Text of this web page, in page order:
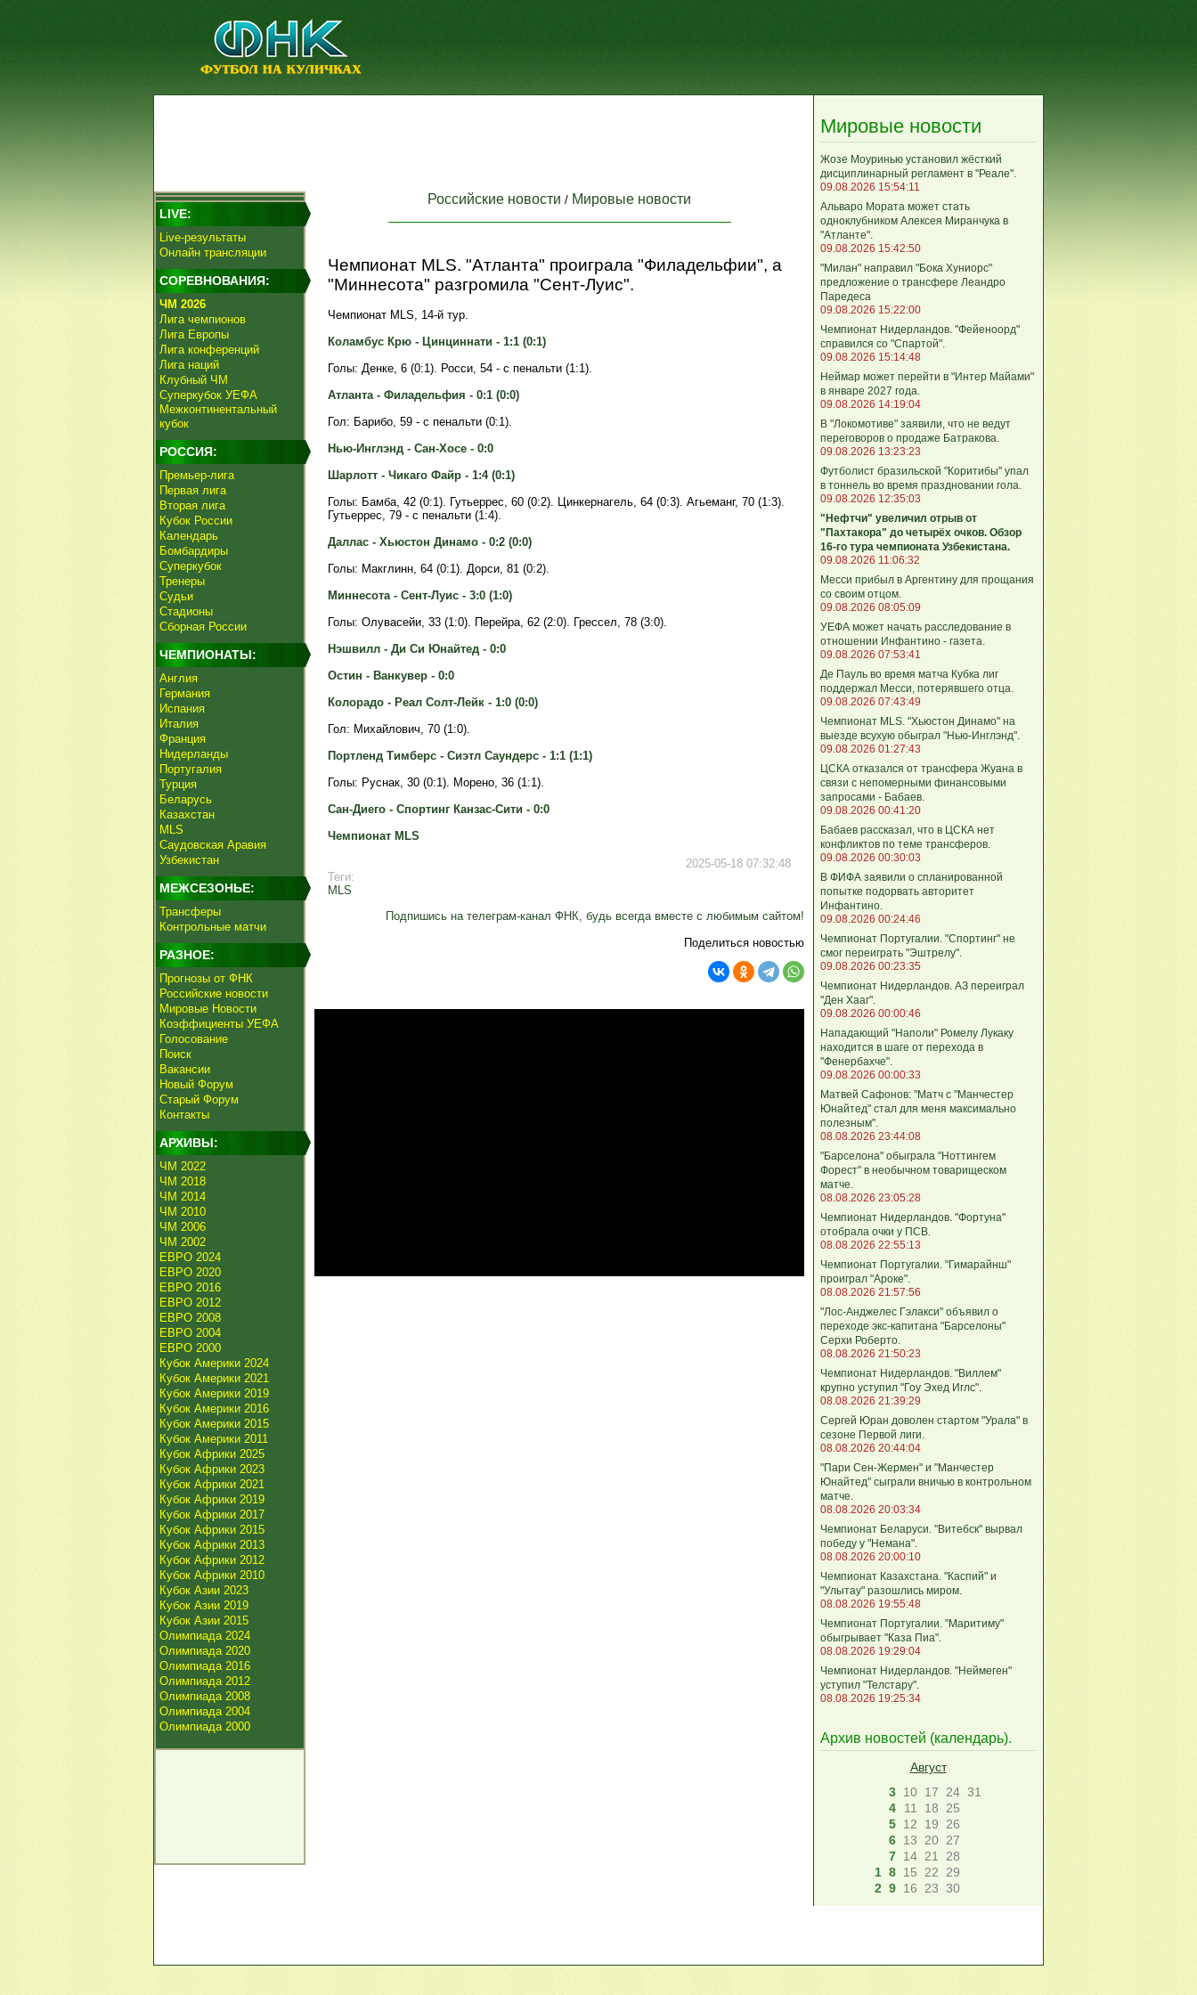
LIVE:
Live-результаты
Онлайн трансляции
СОРЕВНОВАНИЯ:
ЧМ 2026
Лига чемпионов
Лига Европы
Лига конференций
Лига наций
Клубный ЧМ
Суперкубок УЕФА
Межконтинентальный
кубок
РОССИЯ:
Премьер-лига
Первая лига
Вторая лига
Кубок России
Календарь
Бомбардиры
Суперкубок
Тренеры
Судьи
Стадионы
Сборная России
ЧЕМПИОНАТЫ:
Англия
Германия
Испания
Италия
Франция
Нидерланды
Португалия
Турция
Беларусь
Казахстан
MLS
Саудовская Аравия
Узбекистан
МЕЖСЕЗОНЬЕ:
Трансферы
Контрольные матчи
РАЗНОЕ:
Прогнозы от ФНК
Российские новости
Мировые Новости
Коэффициенты УЕФА
Голосование
Поиск
Вакансии
Новый Форум
Старый Форум
Контакты
АРХИВЫ:
ЧМ 2022
ЧМ 2018
ЧМ 2014
ЧМ 2010
ЧМ 2006
ЧМ 2002
ЕВРО 2024
ЕВРО 2020
ЕВРО 2016
ЕВРО 2012
ЕВРО 2008
ЕВРО 2004
ЕВРО 2000
Кубок Америки 2024
Кубок Америки 2021
Кубок Америки 2019
Кубок Америки 2016
Кубок Америки 2015
Кубок Америки 2011
Кубок Африки 2025
Кубок Африки 2023
Кубок Африки 2021
Кубок Африки 2019
Кубок Африки 2017
Кубок Африки 2015
Кубок Африки 2013
Кубок Африки 2012
Кубок Африки 2010
Кубок Азии 2023
Кубок Азии 2019
Кубок Азии 2015
Олимпиада 2024
Олимпиада 2020
Олимпиада 2016
Олимпиада 2012
Олимпиада 2008
Олимпиада 2004
Олимпиада 2000
Российские новости / Мировые новости
Чемпионат MLS. "Атланта" проиграла "Филадельфии", а
"Миннесота" разгромила "Сент-Луис".
Чемпионат MLS, 14-й тур.
Коламбус Крю - Цинциннати - 1:1 (0:1)
Голы: Денке, 6 (0:1). Росси, 54 - с пенальти (1:1).
Атланта - Филадельфия - 0:1 (0:0)
Гол: Барибо, 59 - с пенальти (0:1).
Нью-Инглэнд - Сан-Хосе - 0:0
Шарлотт - Чикаго Файр - 1:4 (0:1)
Голы: Бамба, 42 (0:1). Гутьеррес, 60 (0:2). Цинкернагель, 64 (0:3). Агьеманг, 70 (1:3).
Гутьеррес, 79 - с пенальти (1:4).
Даллас - Хьюстон Динамо - 0:2 (0:0)
Голы: Макглинн, 64 (0:1). Дорси, 81 (0:2).
Миннесота - Сент-Луис - 3:0 (1:0)
Голы: Олувасейи, 33 (1:0). Перейра, 62 (2:0). Грессел, 78 (3:0).
Нэшвилл - Ди Си Юнайтед - 0:0
Остин - Ванкувер - 0:0
Колорадо - Реал Солт-Лейк - 1:0 (0:0)
Гол: Михайлович, 70 (1:0).
Портленд Тимберс - Сиэтл Саундерс - 1:1 (1:1)
Голы: Руснак, 30 (0:1). Морено, 36 (1:1).
Сан-Диего - Спортинг Канзас-Сити - 0:0
Чемпионат MLS
2025-05-18 07:32:48
Теги:
MLS
Подпишись на телеграм-канал ФНК, будь всегда вместе с любимым сайтом!
Поделиться новостью
Мировые новости
Жозе Моуринью установил жёсткий
дисциплинарный регламент в "Реале".
09.08.2026 15:54:11
Альваро Мората может стать
одноклубником Алексея Миранчука в
"Атланте".
09.08.2026 15:42:50
"Милан" направил "Бока Хуниорс"
предложение о трансфере Леандро
Паредеса
09.08.2026 15:22:00
Чемпионат Нидерландов. "Фейеноорд"
справился со "Спартой".
09.08.2026 15:14:48
Неймар может перейти в "Интер Майами"
в январе 2027 года.
09.08.2026 14:19:04
В "Локомотиве" заявили, что не ведут
переговоров о продаже Батракова.
09.08.2026 13:23:23
Футболист бразильской "Коритибы" упал
в тоннель во время праздновании гола.
09.08.2026 12:35:03
"Нефтчи" увеличил отрыв от
"Пахтакора" до четырёх очков. Обзор
16-го тура чемпионата Узбекистана.
09.08.2026 11:06:32
Месси прибыл в Аргентину для прощания
со своим отцом.
09.08.2026 08:05:09
УЕФА может начать расследование в
отношении Инфантино - газета.
09.08.2026 07:53:41
Де Пауль во время матча Кубка лиг
поддержал Месси, потерявшего отца.
09.08.2026 07:43:49
Чемпионат MLS. "Хьюстон Динамо" на
выезде всухую обыграл "Нью-Инглэнд".
09.08.2026 01:27:43
ЦСКА отказался от трансфера Жуана в
связи с непомерными финансовыми
запросами - Бабаев.
09.08.2026 00:41:20
Бабаев рассказал, что в ЦСКА нет
конфликтов по теме трансферов.
09.08.2026 00:30:03
В ФИФА заявили о спланированной
попытке подорвать авторитет
Инфантино.
09.08.2026 00:24:46
Чемпионат Португалии. "Спортинг" не
смог переиграть "Эштрелу".
09.08.2026 00:23:35
Чемпионат Нидерландов. АЗ переиграл
"Ден Хааг".
09.08.2026 00:00:46
Нападающий "Наполи" Ромелу Лукаку
находится в шаге от перехода в
"Фенербахче".
09.08.2026 00:00:33
Матвей Сафонов: "Матч с "Манчестер
Юнайтед" стал для меня максимально
полезным".
08.08.2026 23:44:08
"Барселона" обыграла "Ноттингем
Форест" в необычном товарищеском
матче.
08.08.2026 23:05:28
Чемпионат Нидерландов. "Фортуна"
отобрала очки у ПСВ.
08.08.2026 22:55:13
Чемпионат Португалии. "Гимарайнш"
проиграл "Ароке".
08.08.2026 21:57:56
"Лос-Анджелес Гэлакси" объявил о
переходе экс-капитана "Барселоны"
Серхи Роберто.
08.08.2026 21:50:23
Чемпионат Нидерландов. "Виллем"
крупно уступил "Гоу Эхед Иглс".
08.08.2026 21:39:29
Сергей Юран доволен стартом "Урала" в
сезоне Первой лиги.
08.08.2026 20:44:04
"Пари Сен-Жермен" и "Манчестер
Юнайтед" сыграли вничью в контрольном
матче.
08.08.2026 20:03:34
Чемпионат Беларуси. "Витебск" вырвал
победу у "Немана".
08.08.2026 20:00:10
Чемпионат Казахстана. "Каспий" и
"Улытау" разошлись миром.
08.08.2026 19:55:48
Чемпионат Португалии. "Маритиму"
обыгрывает "Каза Пиа".
08.08.2026 19:29:04
Чемпионат Нидерландов. "Неймеген"
уступил "Телстару".
08.08.2026 19:25:34
Архив новостей (календарь).
Август
3 10 17 24 31
4
11 18
25
5 12 19
26
6 13 20 27
7 14 21
28
1 8 15 22
29
2 9 16 23 30